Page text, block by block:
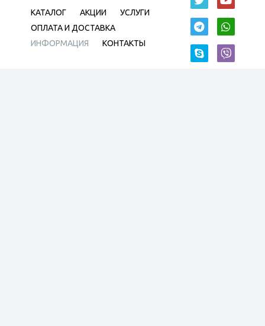
КАТАЛОГ АКЦИИ
УСЛУГИ
ОПЛАТА И ДОСТАВКА
ИНФОРМАЦИЯ
КОНТАКТЫ